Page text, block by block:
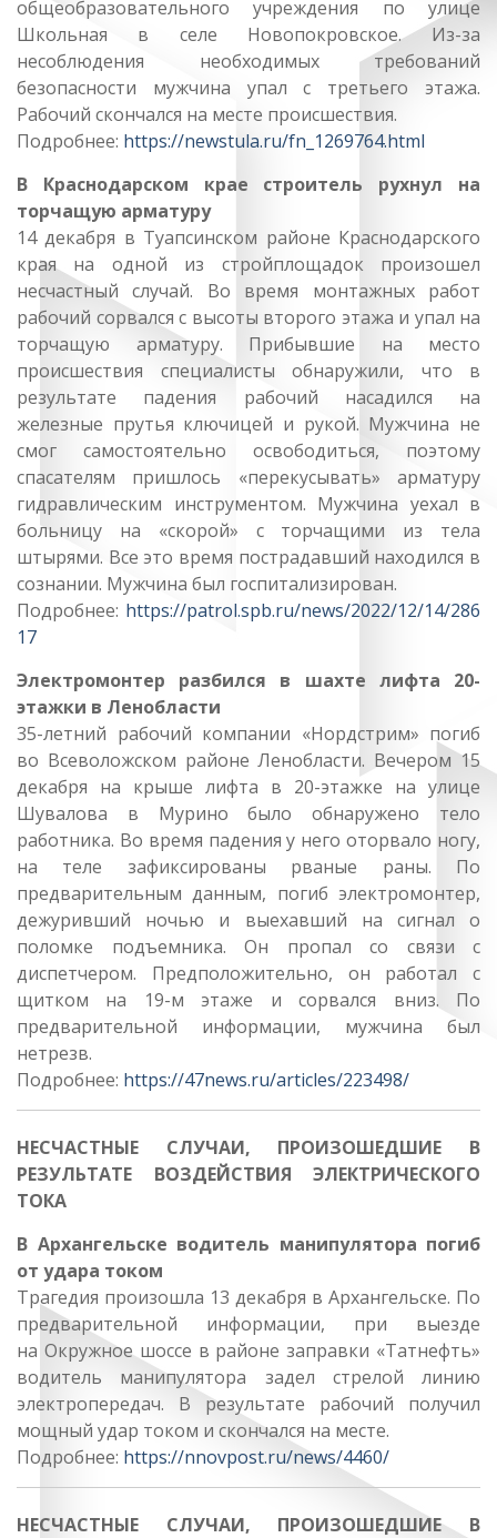
общеобразовательного учреждения по улице
Школьная в селе Новопокровское. Из-за
несоблюдения необходимых требований
безопасности мужчина упал с третьего этажа.
Рабочий скончался на месте происшествия.
Подробнее: https://newstula.ru/fn_1269764.html
В Краснодарском крае строитель рухнул на
торчащую арматуру
14 декабря в Туапсинском районе Краснодарского
края на одной из стройплощадок произошел
несчастный случай. Во время монтажных работ
рабочий сорвался с высоты второго этажа и упал на
торчащую арматуру. Прибывшие на место
происшествия специалисты обнаружили, что в
результате падения рабочий насадился на
железные прутья ключицей и рукой. Мужчина не
смог самостоятельно освободиться, поэтому
спасателям пришлось «перекусывать» арматуру
гидравлическим инструментом. Мужчина уехал в
больницу на «скорой» с торчащими из тела
штырями. Все это время пострадавший находился в
сознании. Мужчина был госпитализирован.
Подробнее: https://patrol.spb.ru/news/2022/12/14/286
17
Электромонтер разбился в шахте лифта 20-
этажки в Ленобласти
35-летний рабочий компании «Нордстрим» погиб
во Всеволожском районе Ленобласти. Вечером 15
декабря на крыше лифта в 20-этажке на улице
Шувалова в Мурино было обнаружено тело
работника. Во время падения у него оторвало ногу,
на теле зафиксированы рваные раны. По
предварительным данным, погиб электромонтер,
дежуривший ночью и выехавший на сигнал о
поломке подъемника. Он пропал со связи с
диспетчером. Предположительно, он работал с
щитком на 19-м этаже и сорвался вниз. По
предварительной информации, мужчина был
нетрезв.
Подробнее: https://47news.ru/articles/223498/
НЕСЧАСТНЫЕ СЛУЧАИ, ПРОИЗОШЕДШИЕ В
РЕЗУЛЬТАТЕ ВОЗДЕЙСТВИЯ ЭЛЕКТРИЧЕСКОГО
ТОКА
В Архангельске водитель манипулятора погиб
от удара током
Трагедия произошла 13 декабря в Архангельске. По
предварительной информации, при выезде
на Окружное шоссе в районе заправки «Татнефть»
водитель манипулятора задел стрелой линию
электропередач. В результате рабочий получил
мощный удар током и скончался на месте.
Подробнее: https://nnovpost.ru/news/4460/
НЕСЧАСТНЫЕ СЛУЧАИ, ПРОИЗОШЕДШИЕ В